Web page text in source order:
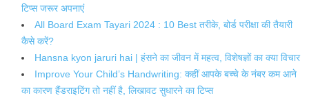
टिप्स जरूर अपनाएं
All Board Exam Tayari 2024 : 10 Best तरीके, बोर्ड परीक्षा की तैयारी
कैसे करें?
Hansna kyon jaruri hai | हंसने का जीवन में महत्व, विशेषज्ञों का क्या विचार
Improve Your Child’s Handwriting: कहीं आपके बच्चे के नंबर कम आने
का कारण हैंडराइटिंग तो नहीं है, लिखावट सुधारने का टिप्स